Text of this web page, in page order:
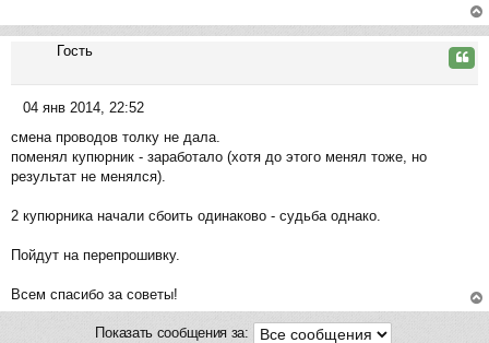
л
у
б
н
и
ер
ну
ть
Гость
о
о
б
е
и
04 янв 2014, 22:52
смена проводов толку не дала.
поменял купюрник - заработало (хотя до этого менял тоже, но
результат не менялся).
2 купюрника начали сбоить одинаково - судьба однако.
Пойдут на перепрошивку.
Всем спасибо за советы!
Показать сообщения за: